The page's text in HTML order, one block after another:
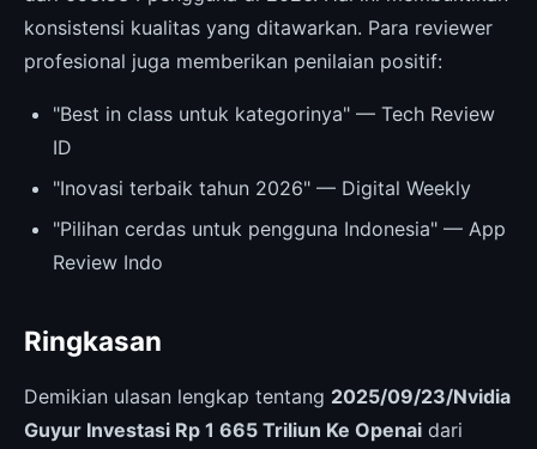
konsistensi kualitas yang ditawarkan. Para reviewer
profesional juga memberikan penilaian positif:
"Best in class untuk kategorinya" — Tech Review
ID
"Inovasi terbaik tahun 2026" — Digital Weekly
"Pilihan cerdas untuk pengguna Indonesia" — App
Review Indo
Ringkasan
Demikian ulasan lengkap tentang 2025/09/23/Nvidia
Guyur Investasi Rp 1 665 Triliun Ke Openai dari